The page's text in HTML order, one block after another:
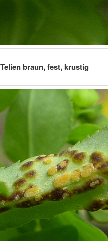
Telien braun, fest, krustig